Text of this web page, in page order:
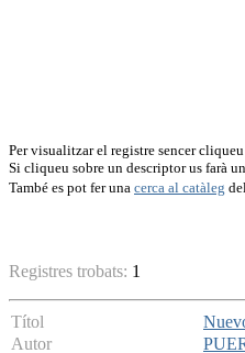
Per visualitzar el registre sencer
Si cliqueu sobre un descriptor us farà
També es pot fer una cerca al catàleg
Registres trobats: 1
Títol
Autor